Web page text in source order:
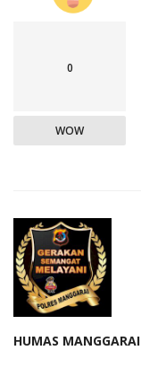
0
WOW
HUMAS MANGGARAI